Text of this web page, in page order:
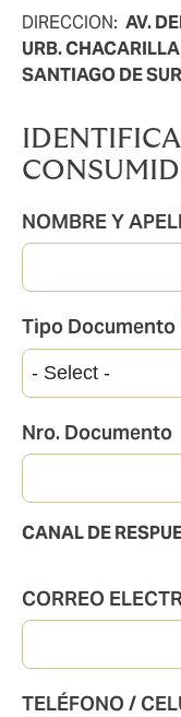
DIRECCION: AV.
URB.
SANTIAGO DE
NOMBRE Y
Tipo Documento
Nro. Documento
CANAL DE
CORREO
TELÉFONO /